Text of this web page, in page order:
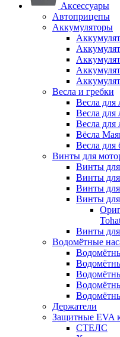
Аксессуары
Автоприцепы
Аккумуляторы
Весла и гребки
Весла для
Весла
Весла для
Вёсла
Весла для
Винты для
Винты
Винты
Винты
Винты для
Винты
Водомётные
Держатели
Защитные EVA
СТЕЛС